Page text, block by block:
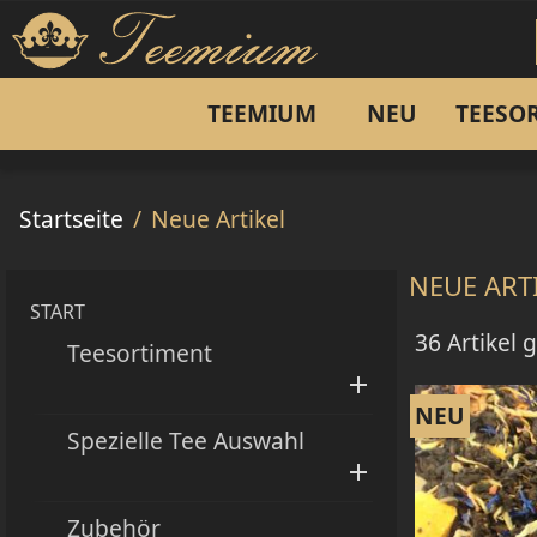
TEEMIUM NEU
SCHWARZTEE
Darjeeling
China
Aromatisierter Schwarztee
Japan
Korea
RONNEFELDT OHNE ZUSÄTZLICHE
FILTER DOSEN
Startseite Neue Artikel
START
Teesortiment

Spezielle Tee Auswahl

Zubehör
NEUE
36 Artikel
NEU